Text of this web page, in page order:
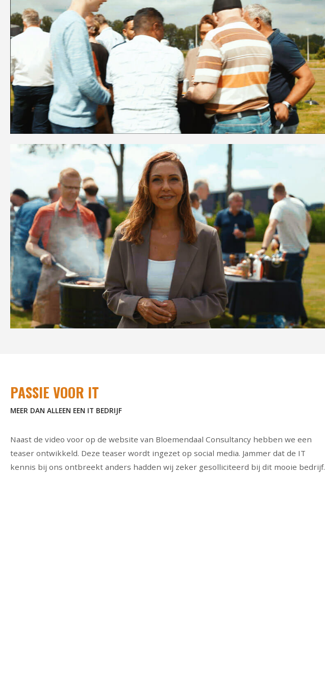
PASSIE VOOR IT
MEER DAN ALLEEN EEN IT BEDRIJF
Naast de video voor op de website van Bloemendaal Consultancy hebben we een
teaser ontwikkeld. Deze teaser wordt ingezet op social media. Jammer dat de IT
kennis bij ons ontbreekt anders hadden wij zeker gesolliciteerd bij dit mooie bedrijf.